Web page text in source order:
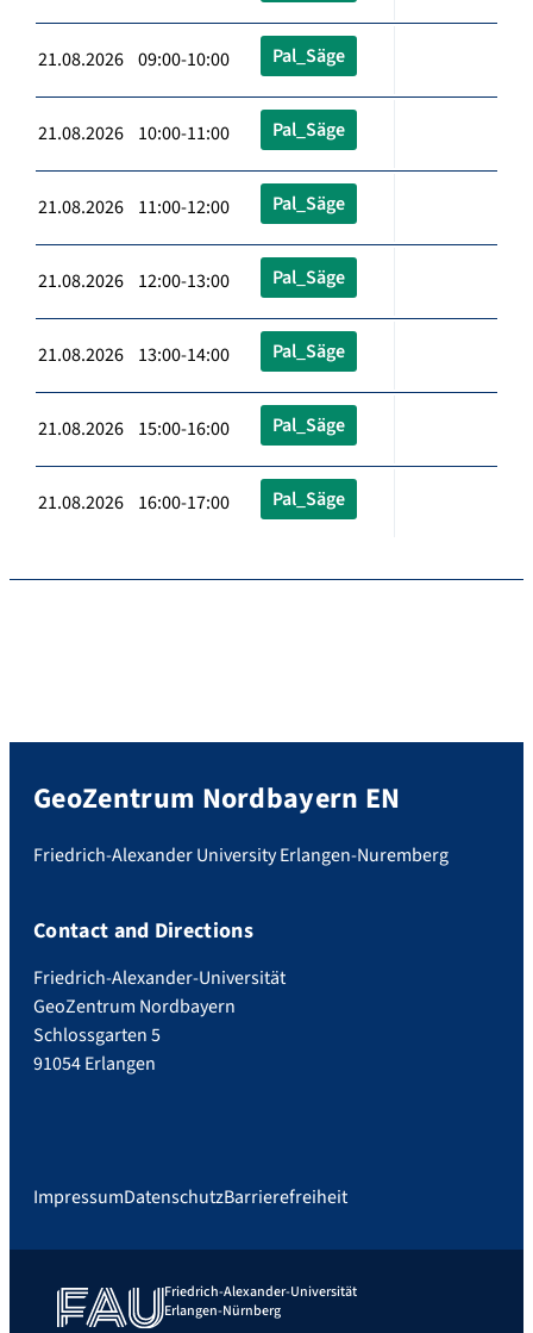
21.08.2026 09:00-10:00 Pal_Säge
21.08.2026 10:00-11:00 Pal_Säge
21.08.2026 11:00-12:00 Pal_Säge
21.08.2026 12:00-13:00 Pal_Säge
21.08.2026 13:00-14:00 Pal_Säge
21.08.2026 15:00-16:00 Pal_Säge
21.08.2026 16:00-17:00 Pal_Säge
GeoZentrum Nordbayern EN
Friedrich-Alexander University Erlangen-Nuremberg
Contact and Directions
Friedrich-Alexander-Universität
GeoZentrum Nordbayern
Schlossgarten 5
91054 Erlangen
ImpressumDatenschutzBarrierefreiheit
Friedrich-Alexander-Universität
Erlangen-Nürnberg